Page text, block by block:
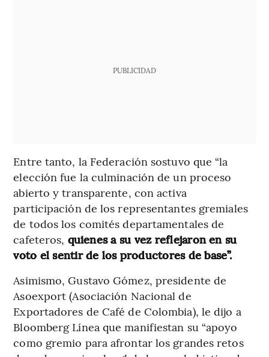
PUBLICIDAD
Entre tanto, la Federación sostuvo que “la
elección fue la culminación de un proceso
abierto y transparente, con activa
participación de los representantes gremiales
de todos los comités departamentales de
cafeteros, quienes a su vez reflejaron en su
voto el sentir de los productores de base”.
Asimismo, Gustavo Gómez, presidente de
Asoexport (Asociación Nacional de
Exportadores de Café de Colombia), le dijo a
Bloomberg Línea que manifiestan su “apoyo
como gremio para afrontar los grandes retos